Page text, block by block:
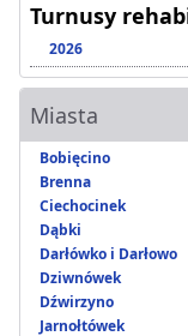
Turnusy
2026
Miasta
Bobięcino
Brenna
Ciechocinek
Dąbki
Darłówko i Darłowo
Dziwnówek
Dźwirzyno
Jarnołtówek